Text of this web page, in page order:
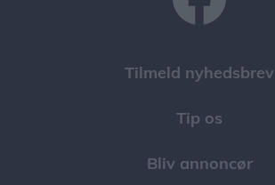
Tilmeld nyhedsbrev
Tip os
Bliv annoncør